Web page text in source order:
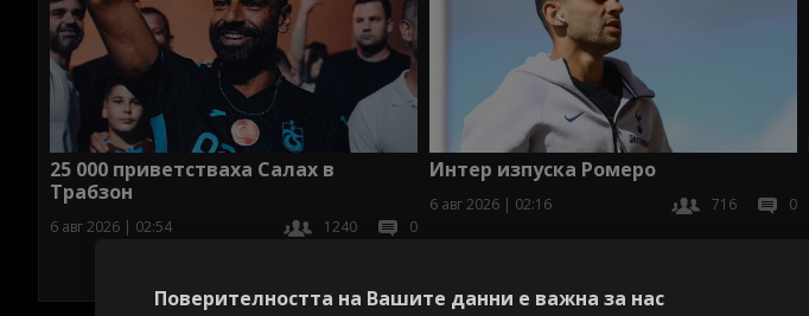
25 000 приветстваха Салах в
Трабзон
6 авг 2026 | 02:54 1240 0
Интер изпуска Ромеро
6 авг 2026 | 02:16 716 0
Поверителността на Вашите данни е важна за нас